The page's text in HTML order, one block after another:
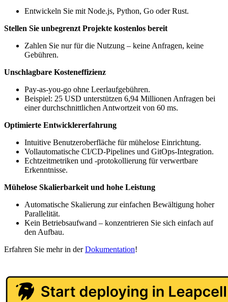
Entwickeln Sie mit Node.js, Python, Go oder Rust.
Stellen Sie unbegrenzt Projekte kostenlos bereit
Zahlen Sie nur für die Nutzung – keine Anfragen, keine
Gebühren.
Unschlagbare Kosteneffizienz
Pay-as-you-go ohne Leerlaufgebühren.
Beispiel: 25 USD unterstützen 6,94 Millionen Anfragen bei
einer durchschnittlichen Antwortzeit von 60 ms.
Optimierte Entwicklererfahrung
Intuitive Benutzeroberfläche für mühelose Einrichtung.
Vollautomatische CI/CD-Pipelines und GitOps-Integration.
Echtzeitmetriken und -protokollierung für verwertbare
Erkenntnisse.
Mühelose Skalierbarkeit und hohe Leistung
Automatische Skalierung zur einfachen Bewältigung hoher
Parallelität.
Kein Betriebsaufwand – konzentrieren Sie sich einfach auf
den Aufbau.
Erfahren Sie mehr in derDokumentation!